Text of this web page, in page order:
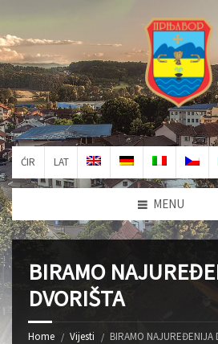
ĆIR LAT
MENU
BIRAMO
DVORIŠTA
Home Vijesti BIRAMO NAJUREĐENIJA